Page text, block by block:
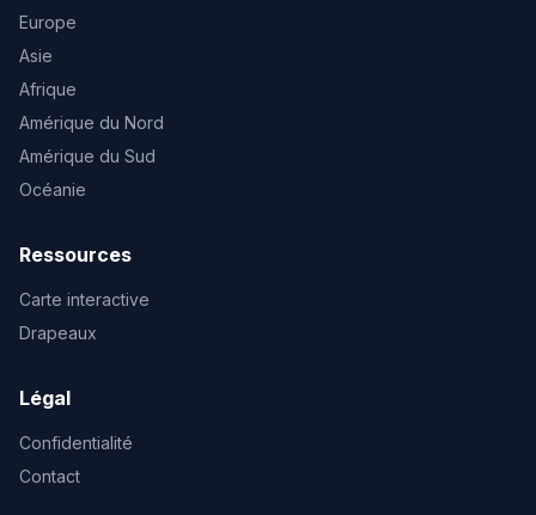
Europe
Asie
Afrique
Amérique du Nord
Amérique du Sud
Océanie
Ressources
Carte interactive
Drapeaux
Légal
Confidentialité
Contact